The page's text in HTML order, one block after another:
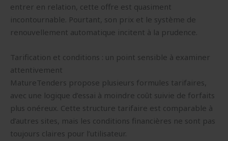
entrer en relation, cette offre est quasiment
incontournable. Pourtant, son prix et le système de
renouvellement automatique incitent à la prudence.
Tarification et conditions : un point sensible à examiner
attentivement
MatureTenders propose plusieurs formules tarifaires,
avec une logique d’essai à moindre coût suivie de forfaits
plus onéreux. Cette structure tarifaire est comparable à
d’autres sites, mais les conditions financières ne sont pas
toujours claires pour l’utilisateur.